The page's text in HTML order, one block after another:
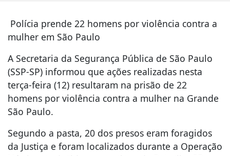
Polícia prende 22 homens por violência contra a
mulher em São Paulo
A Secretaria da Segurança Pública de São Paulo
(SSP-SP) informou que ações realizadas nesta
terça-feira (12) resultaram na prisão de 22
homens por violência contra a mulher na Grande
São Paulo.
Segundo a pasta, 20 dos presos eram foragidos
da Justiça e foram localizados durante a Operação